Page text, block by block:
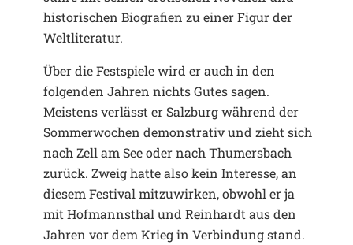
historischen Biografien zu einer Figur der
Weltliteratur.
Über die Festspiele wird er auch in den
folgenden Jahren nichts Gutes sagen.
Meistens verlässt er Salzburg während der
Sommerwochen demonstrativ und zieht sich
nach Zell am See oder nach Thumersbach
zurück. Zweig hatte also kein Interesse, an
diesem Festival mitzuwirken, obwohl er ja
mit Hofmannsthal und Reinhardt aus den
Jahren vor dem Krieg in Verbindung stand.